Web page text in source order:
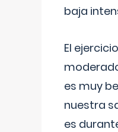
baja
El
es muy
nuestra
es